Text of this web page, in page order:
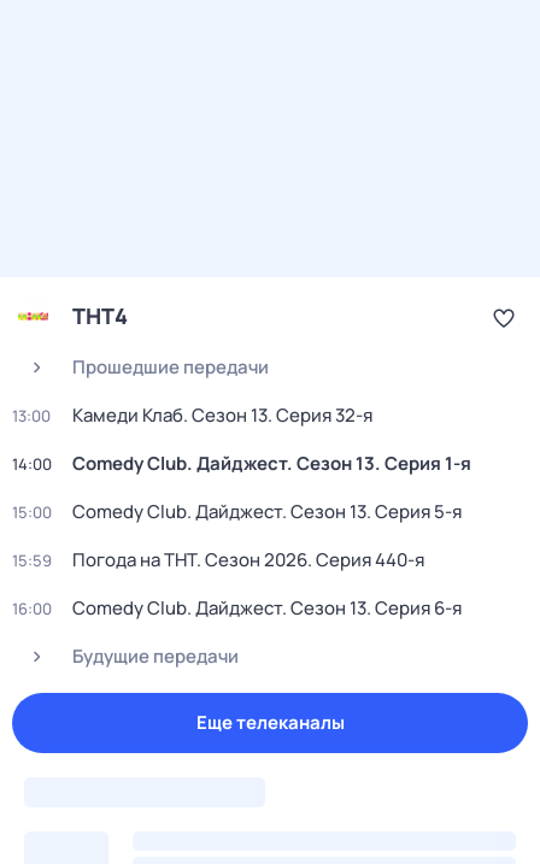
ТНТ4
Прошедшие передачи
13:00 Камеди Клаб. Сезон 13. Серия 32-я
14:00 Comedy Club. Дайджест. Сезон 13. Серия 1-я
15:00 Comedy Club. Дайджест. Сезон 13. Серия 5-я
15:59 Погода на ТНТ. Сезон 2026. Серия 440-я
16:00 Comedy Club. Дайджест. Сезон 13. Серия 6-я
Будущие передачи
Еще телеканалы